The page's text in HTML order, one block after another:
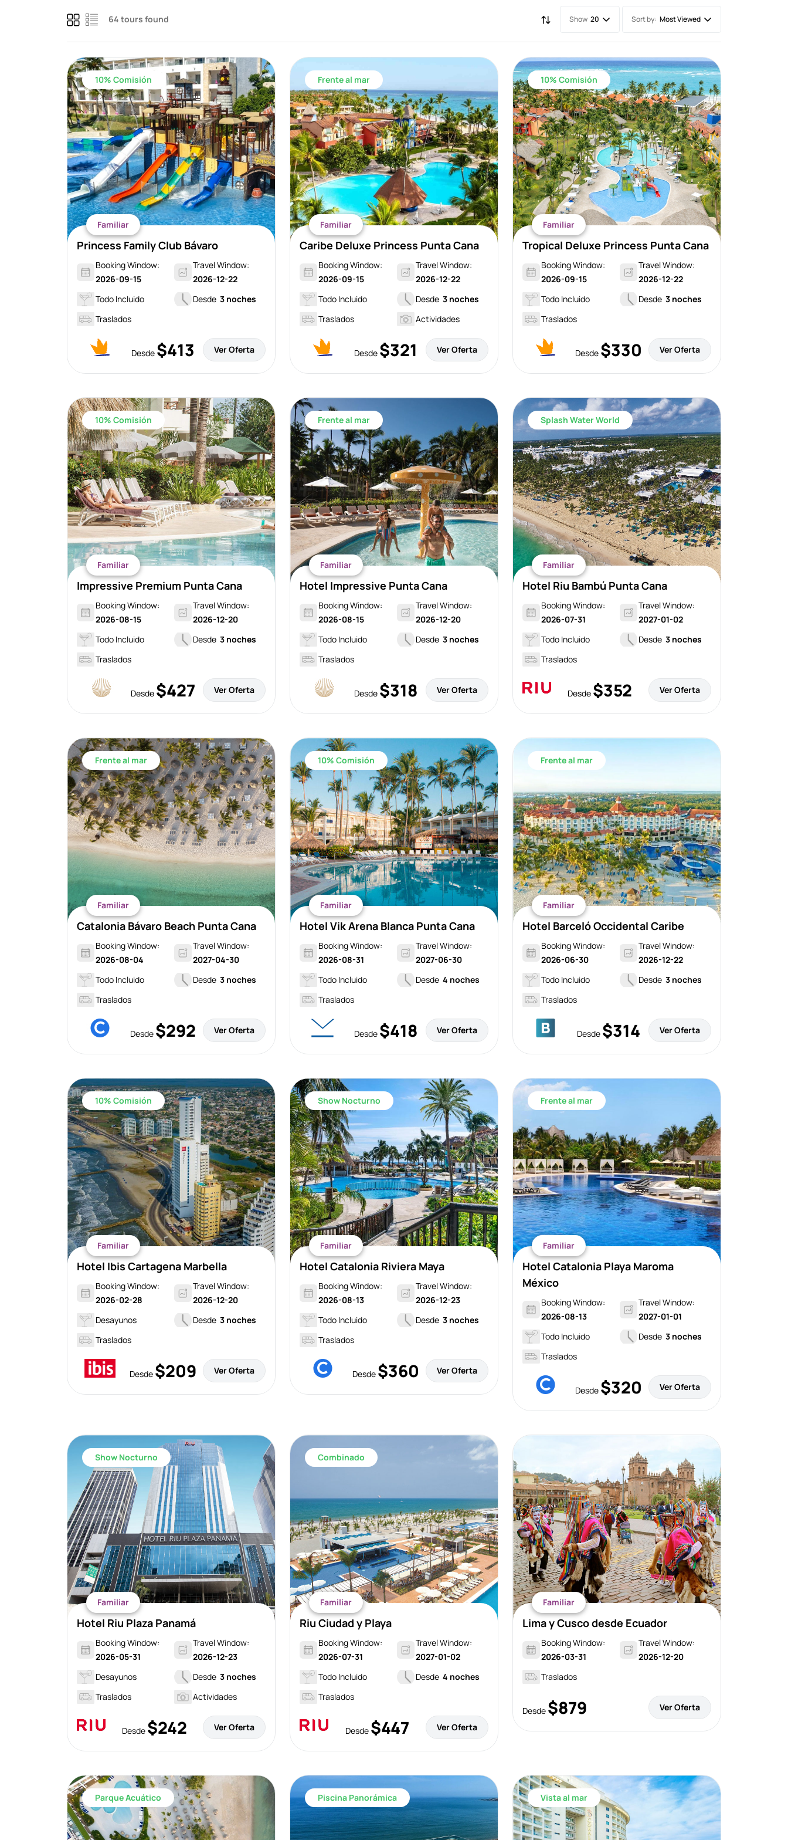
64 tours found Show 20 Sort by: Most Viewed
10% Comisión
Familiar
Princess Family Club Bávaro
Booking Window:
2026-09-15
Travel Window:
2026-12-22
Todo Incluido
Desde 3 noches
Traslados
Desde $413 Ver Oferta
Frente al mar
Familiar
Caribe Deluxe Princess Punta Cana
Booking Window:
2026-09-15
Travel Window:
2026-12-22
Todo Incluido
Desde 3 noches
Traslados
Actividades
Desde $321 Ver Oferta
10% Comisión
Familiar
Tropical Deluxe Princess Punta Cana
Booking Window:
2026-09-15
Travel Window:
2026-12-22
Todo Incluido
Desde 3 noches
Traslados
Desde $330 Ver Oferta
10% Comisión
Familiar
Impressive Premium Punta Cana
Booking Window:
2026-08-15
Travel Window:
2026-12-20
Todo Incluido
Desde 3 noches
Traslados
Desde $427 Ver Oferta
Frente al mar
Familiar
Hotel Impressive Punta Cana
Booking Window:
2026-08-15
Travel Window:
2026-12-20
Todo Incluido
Desde 3 noches
Traslados
Desde $318 Ver Oferta
Splash Water World
Familiar
Hotel Riu Bambú Punta Cana
Booking Window:
2026-07-31
Travel Window:
2027-01-02
Todo Incluido
Desde 3 noches
Traslados
Desde $352 Ver Oferta
Frente al mar
Familiar
Catalonia Bávaro Beach Punta Cana
Booking Window:
2026-08-04
Travel Window:
2027-04-30
Todo Incluido
Desde 3 noches
Traslados
Desde $292 Ver Oferta
10% Comisión
Familiar
Hotel Vik Arena Blanca Punta Cana
Booking Window:
2026-08-31
Travel Window:
2027-06-30
Todo Incluido
Desde 4 noches
Traslados
Desde $418 Ver Oferta
Frente al mar
Familiar
Hotel Barceló Occidental Caribe
Booking Window:
2026-06-30
Travel Window:
2026-12-22
Todo Incluido
Desde 3 noches
Traslados
Desde $314 Ver Oferta
10% Comisión
Familiar
Hotel Ibis Cartagena Marbella
Booking Window:
2026-02-28
Travel Window:
2026-12-20
Desayunos
Desde 3 noches
Traslados
Desde $209 Ver Oferta
Show Nocturno
Familiar
Hotel Catalonia Riviera Maya
Booking Window:
2026-08-13
Travel Window:
2026-12-23
Todo Incluido
Desde 3 noches
Traslados
Desde $360 Ver Oferta
Frente al mar
Familiar
Hotel Catalonia Playa Maroma
México
Booking Window:
2026-08-13
Travel Window:
2027-01-01
Todo Incluido
Desde 3 noches
Traslados
Desde $320 Ver Oferta
Show Nocturno
Familiar
Hotel Riu Plaza Panamá
Booking Window:
2026-05-31
Travel Window:
2026-12-23
Desayunos
Desde 3 noches
Traslados
Actividades
Desde $242 Ver Oferta
Combinado
Familiar
Riu Ciudad y Playa
Booking Window:
2026-07-31
Travel Window:
2027-01-02
Todo Incluido
Desde 4 noches
Traslados
Desde $447 Ver Oferta
Familiar
Lima y Cusco desde Ecuador
Booking Window:
2026-03-31
Travel Window:
2026-12-20
Traslados
Desde $879 Ver Oferta
Parque Acuático Piscina Panorámica Vista al mar